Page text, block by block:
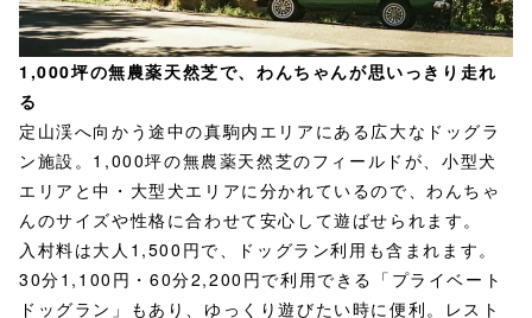
1,000坪の無農薬天然芝で、わんちゃんが思いっきり走れ
る
定山渓へ向かう途中の真駒内エリアにある広大なドッグラ
ン施設。1,000坪の無農薬天然芝のフィールドが、小型犬
エリアと中・大型犬エリアに分かれているので、わんちゃ
んのサイズや性格に合わせて安心して遊ばせられます。
入村料は大人1,500円で、ドッグラン利用も含まれます。
30分1,100円・60分2,200円で利用できる「プライベート
ドッグラン」もあり、ゆっくり遊びたい時に便利。レスト